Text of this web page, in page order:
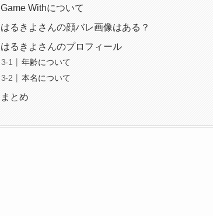
Game Withについて
はるきよさんの顔バレ画像はある？
はるきよさんのプロフィール
年齢について
本名について
まとめ